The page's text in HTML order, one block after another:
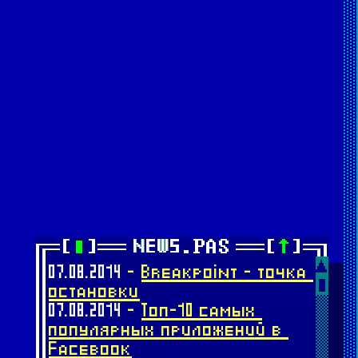
07.08.2014 - Breakpoint - точка
остановки
07.08.2014 - Топ-10 самых
популярных приложений в
Facebook